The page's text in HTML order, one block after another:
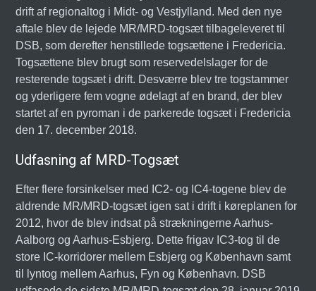
drift af regionaltog i Midt- og Vestjylland. Med den nye
aftale blev de lejede MR/MRD-togsæt tilbageleveret til
DSB, som derefter henstillede togsættene i Fredericia.
Togsættene blev brugt som reservedelslager for de
resterende togsæt i drift. Desværre blev tre togstammer
og yderligere fem vogne ødelagt af en brand, der blev
startet af en pyroman i de parkerede togsæt i Fredericia
den 17. december 2018.
Udfasning af MRD-Togsæt
Efter flere forsinkelser med IC2- og IC4-togene blev de
aldrende MR/MRD-togsæt igen sat i drift i køreplanen for
2012, hvor de blev indsat på strækningerne Aarhus-
Aalborg og Aarhus-Esbjerg. Dette frigav IC3-tog til de
store IC-korridorer mellem Esbjerg og København samt
til lyntog mellem Aarhus, Fyn og København. DSB